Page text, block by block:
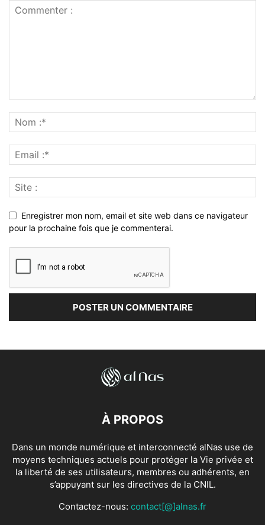
Enregistrer mon nom, email et site web dans ce navigateur
pour la prochaine fois que je commenterai.
À PROPOS
Dans un monde numérique et interconnecté alNas use de
moyens techniques actuels pour protéger la Vie privée et
la liberté de ses utilisateurs, membres ou adhérents, en
s’appuyant sur les directives de la CNIL.
Contactez-nous: contact[@]alnas.fr